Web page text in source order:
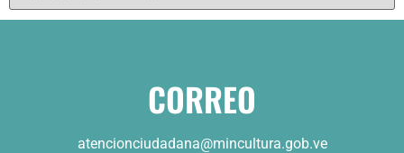
CORREO
atencionciudadana@mincultura.gob.ve